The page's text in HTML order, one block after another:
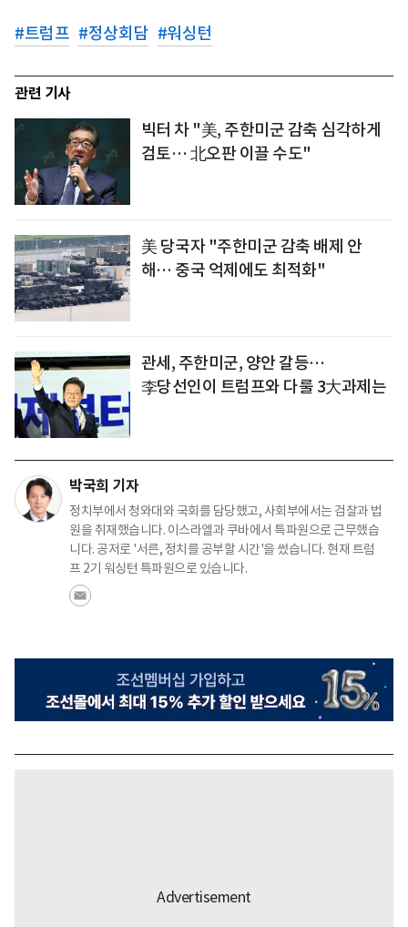
#트럼프 #정상회담 #워싱턴
관련 기사
빅터 차 "美, 주한미군 감축 심각하게
검토… 北오판 이끌 수도"
美 당국자 "주한미군 감축 배제 안
해… 중국 억제에도 최적화"
관세, 주한미군, 양안 갈등…
李당선인이 트럼프와 다룰 3大과제는
박국희 기자
정치부에서 청와대와 국회를 담당했고, 사회부에서는 검찰과 법
원을 취재했습니다. 이스라엘과 쿠바에서 특파원으로 근무했습
니다. 공저로 '서른, 정치를 공부할 시간'을 썼습니다. 현재 트럼
프 2기 워싱턴 특파원으로 있습니다.